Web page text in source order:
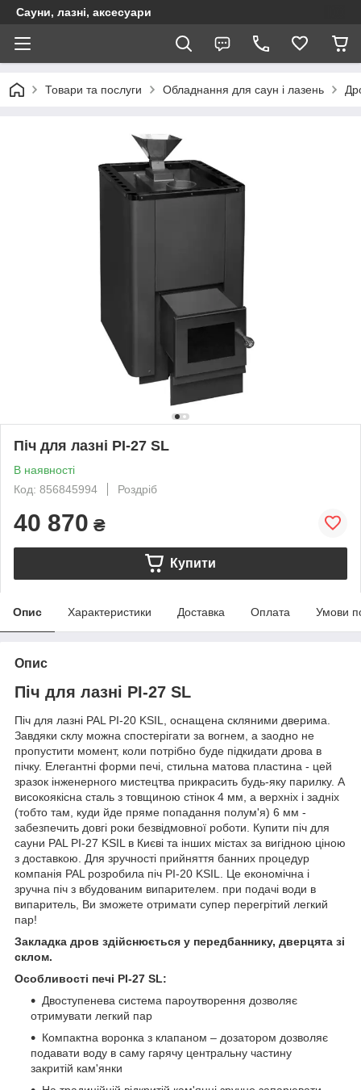
Сауни, лазні, аксесуари
Товари та послуги Обладнання для саун і лазень
Піч для лазні PI-27 SL
В наявності
Код: 856845994
Роздріб
40 870 ₴
Купити
Опис Характеристики Доставка Оплата Умови
Опис
Піч для лазні PI-27 SL
Піч для лазні PAL PI-20 KSIL, оснащена скляними дверима.
Завдяки склу можна спостерігати за вогнем, а заодно не
пропустити момент, коли потрібно буде підкидати дрова в
пічку. Елегантні форми печі, стильна матова пластина - цей
зразок інженерного мистецтва прикрасить будь-яку парилку. А
високоякісна сталь з товщиною стінок 4 мм, а верхніх і задніх
(тобто там, куди йде пряме попадання полум'я) 6 мм -
забезпечить довгі роки безвідмовної роботи. Купити піч для
сауни PAL PI-27 KSIL в Києві та інших містах за вигідною ціною
з доставкою. Для зручності прийняття банних процедур
компанія PAL розробила піч PI-20 KSIL. Це економічна і
зручна піч з вбудованим випарителем. при подачі води в
випаритель, Ви зможете отримати супер перегрітий легкий
пар!
Закладка дров здійснюється у передбаннику, дверцята зі
склом.
Особливості печі PI-27 SL:
Двоступенева система пароутворення дозволяє
отримувати легкий пар
Компактна воронка з клапаном – дозатором дозволяє
подавати воду в саму гарячу центральну частину
закритій кам'янки